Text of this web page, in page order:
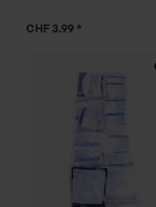
CHF 3.99 *